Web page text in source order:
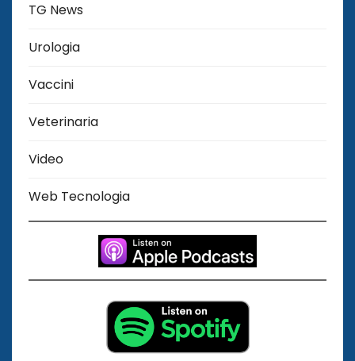
TG News
Urologia
Vaccini
Veterinaria
Video
Web Tecnologia